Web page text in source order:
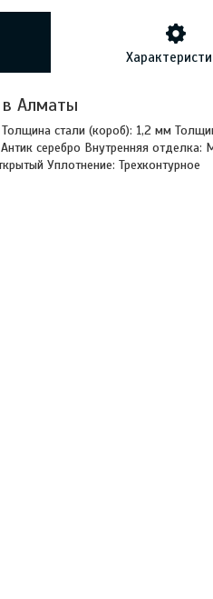
в Алматы
стали (короб): 1,2 мм
серебро Внутренняя
Уплотнение: Трехконтурное